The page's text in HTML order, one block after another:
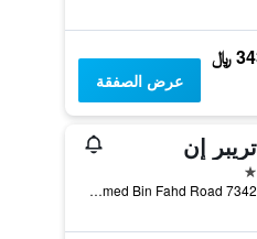
﷼
عرض الصفقة
تريبر إن
نجمة واحدة
7342 Prince Mohammed Bin Fahd Road, الدمام, المملكة العربية السعودية